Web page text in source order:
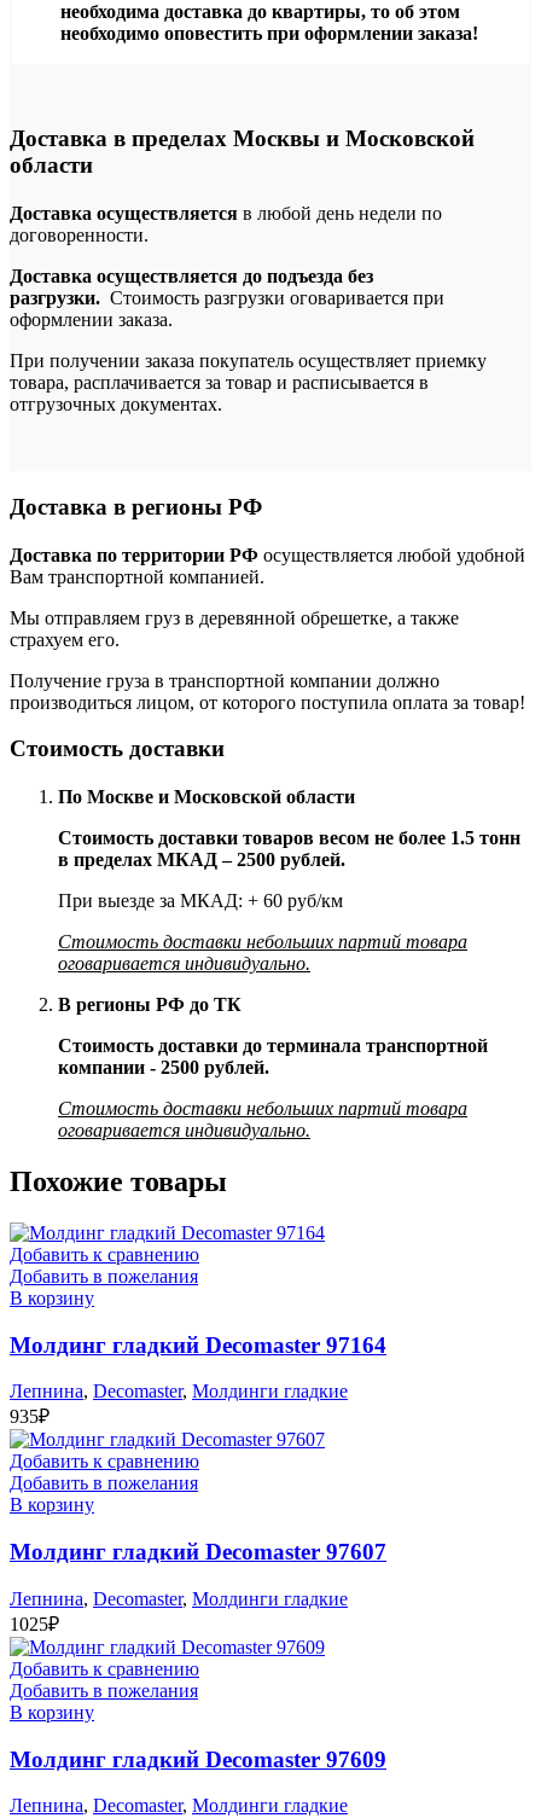
необходима доставка до квартиры, то об этом
необходимо оповестить при оформлении заказа!
Доставка в пределах Москвы и Московской
области
Доставка осуществляется в любой день недели по
договоренности.
Доставка осуществляется до подъезда без
разгрузки. Стоимость разгрузки оговаривается при
оформлении заказа.
При получении заказа покупатель осуществляет приемку
товара, расплачивается за товар и расписывается в
отгрузочных документах.
Доставка в регионы РФ
Доставка по территории РФ осуществляется любой удобной
Вам транспортной компанией.
Мы отправляем груз в деревянной обрешетке, а также
страхуем его.
Получение груза в транспортной компании должно
производиться лицом, от которого поступила оплата за товар!
Стоимость доставки
По Москве и Московской области
Стоимость доставки товаров весом не более 1.5 тонн
в пределах МКАД – 2500 рублей.
При выезде за МКАД: + 60 руб/км
Стоимость доставки небольших партий товара
оговаривается индивидуально.
В регионы РФ до ТК
Стоимость доставки до терминала транспортной
компании - 2500 рублей.
Стоимость доставки небольших партий товара
оговаривается индивидуально.
Похожие товары
Добавить к сравнению
Добавить в пожелания
В корзину
Молдинг гладкий Decomaster 97164
Лепнина, Decomaster, Молдинги гладкие
935₽
Добавить к сравнению
Добавить в пожелания
В корзину
Молдинг гладкий Decomaster 97607
Лепнина, Decomaster, Молдинги гладкие
1025₽
Добавить к сравнению
Добавить в пожелания
В корзину
Молдинг гладкий Decomaster 97609
Лепнина, Decomaster, Молдинги гладкие